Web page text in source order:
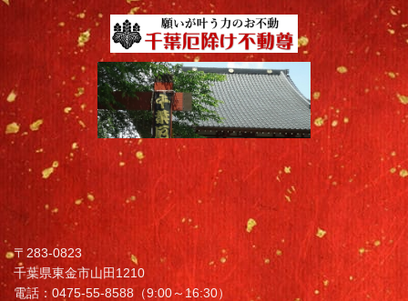
〒283-0823
千葉県東金市山田1210
電話：0475-55-8588（9:00～16:30）